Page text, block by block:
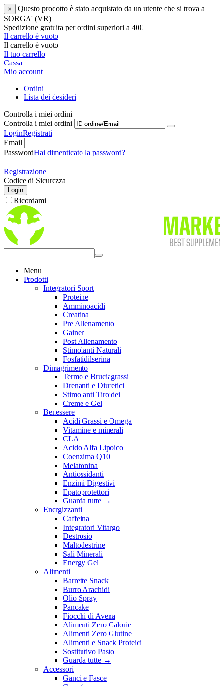
×
Questo prodotto è stato acquistato da un utente che si trova a
SORGA' (VR)
Spedizione gratuita per ordini superiori a 40€
Il carrello è vuoto
Il carrello è vuoto
Il tuo carrello
Cassa
Mio account
Ordini
Lista dei desideri
Controlla i miei ordini
Controlla i miei ordini
LoginRegistrati
Email
PasswordHai dimenticato la password?
Registrazione
Codice di Sicurezza
Login
Ricordami
Menu
Prodotti
Integratori Sport
Proteine
Amminoacidi
Creatina
Pre Allenamento
Gainer
Post Allenamento
Stimolanti Naturali
Fosfatidilserina
Dimagrimento
Termo e Bruciagrassi
Drenanti e Diuretici
Stimolanti Tiroidei
Creme e Gel
Benessere
Acidi Grassi e Omega
Vitamine e minerali
CLA
Acido Alfa Lipoico
Coenzima Q10
Melatonina
Antiossidanti
Enzimi Digestivi
Epatoprotettori
Guarda tutte →
Energizzanti
Caffeina
Integratori Vitargo
Destrosio
Maltodestrine
Sali Minerali
Energy Gel
Alimenti
Barrette Snack
Burro Arachidi
Olio Spray
Pancake
Fiocchi di Avena
Alimenti Zero Calorie
Alimenti Zero Glutine
Alimenti e Snack Proteici
Sostitutivo Pasto
Guarda tutte →
Accessori
Ganci e Fasce